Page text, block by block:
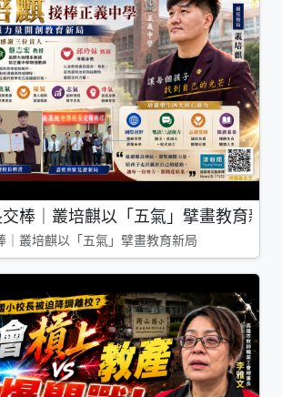
棒｜叢培麒以「五氣」擘畫教育新局
｜叢培麒以「五氣」擘畫教育新局